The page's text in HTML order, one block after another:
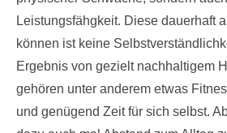
Leistungsfähgkeit. Diese dauerhaft
können ist keine
Ergebnis von gezielt nachhaltigem
gehören unter anderem etwas
und genügend Zeit für sich selbst.